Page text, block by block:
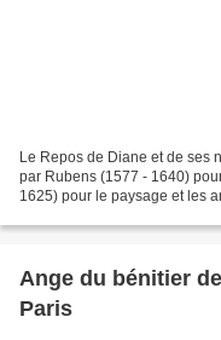
Le Repos de Diane et de ses
par Rubens (1577 - 1640)
1625) pour le paysage et les
Ange du bénitier
Paris